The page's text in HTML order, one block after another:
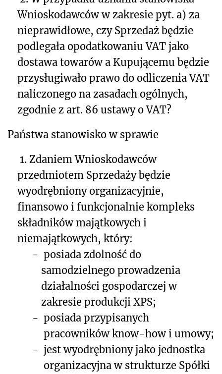
Wnioskodawców w zakresie pyt. a) za
nieprawidłowe, czy Sprzedaż będzie
podlegała opodatkowaniu VAT jako
dostawa towarów a Kupującemu będzie
przysługiwało prawo do odliczenia VAT
naliczonego na zasadach ogólnych,
zgodnie z art. 86 ustawy o VAT?
Państwa stanowisko w sprawie
1. Zdaniem Wnioskodawców
przedmiotem Sprzedaży będzie
wyodrębniony organizacyjnie,
finansowo i funkcjonalnie kompleks
składników majątkowych i
niemajątkowych, który:
- posiada zdolność do
samodzielnego prowadzenia
działalności gospodarczej w
zakresie produkcji XPS;
- posiada przypisanych
pracowników know-how i umowy;
- jest wyodrębniony jako jednostka
organizacyjna w strukturze Spółki